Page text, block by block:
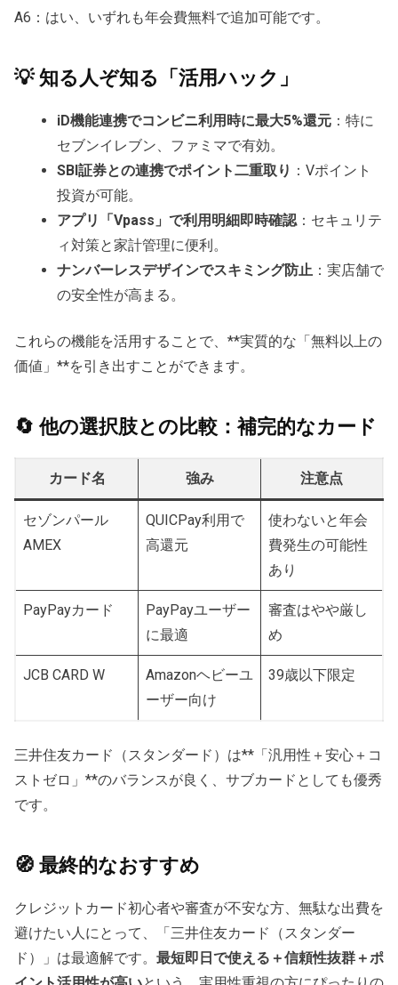
A6：はい、いずれも年会費無料で追加可能です。
💡 知る人ぞ知る「活用ハック」
iD機能連携でコンビニ利用時に最大5%還元 ：特に
セブンイレブン、ファミマで有効。
SBI証券との連携でポイント二重取り ：Vポイント
投資が可能。
アプリ「Vpass」で利用明細即時確認：セキュリテ
ィ対策と家計管理に便利。
ナンバーレスデザインでスキミング防止 ：実店舗で
の安全性が高まる。
これらの機能を活用することで、**実質的な「無料以上の
価値」**を引き出すことができます。
🔄 他の選択肢との比較：補完的なカード
カード名 強み 注意点
セゾンパール
AMEX
QUICPay利用で
高還元
使わないと年会
費発生の可能性
あり
PayPayカード
PayPayユーザー
に最適
審査はやや厳し
め
JCB CARD W
Amazonヘビーユ
ーザー向け
39歳以下限定
三井住友カード（スタンダード）は**「汎用性＋安心＋コ
ストゼロ」**のバランスが良く、サブカードとしても優秀
です。
🧭 最終的なおすすめ
クレジットカード初心者や審査が不安な方、無駄な出費を
避けたい人にとって、「三井住友カード（スタンダー
ド）」は最適解です。 最短即日で使える＋信頼性抜群＋ポ